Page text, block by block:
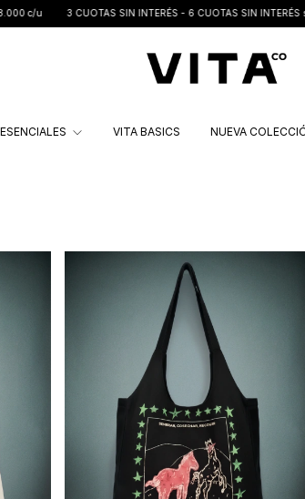
SIN INTERÉS - 6 CUOTAS SIN INTERÉS superando los
VITA BASICS NUEVA